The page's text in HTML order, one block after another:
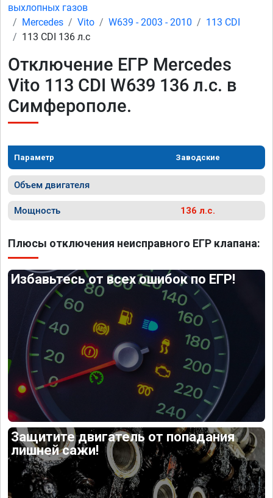
выхлопных газов
Mercedes
Vito W639 - 2003 - 2010
113 CDI
113 CDI 136 л.с
Отключение ЕГР Mercedes
Vito 113 CDI W639 136 л.с. в
Симферополе.
Параметр Заводские
Объем двигателя
Мощность 136 л.с.
Плюсы отключения неисправного ЕГР клапана:
Избавьтесь от всех ошибок по ЕГР!
Защитите двигатель от попадания
лишней сажи!